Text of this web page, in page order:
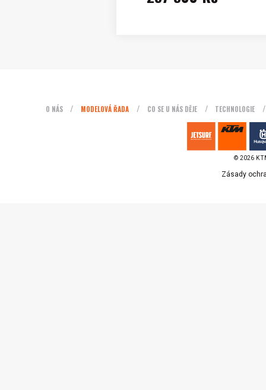
© 2026
Zásady
O NÁS MODELOVÁ ŘADA CO SE U NÁS DĚJE TECHNOLOGIE